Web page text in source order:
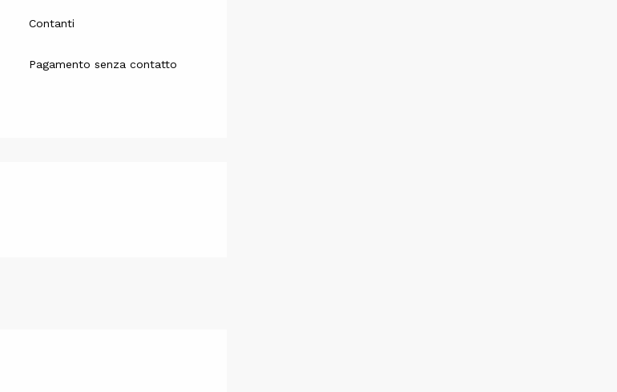
Contanti
Pagamento senza contatto